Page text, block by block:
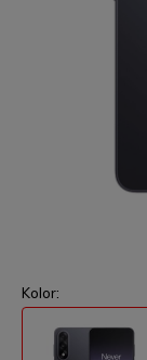
Kolor: